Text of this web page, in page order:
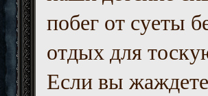
побег от суеты
отдых для
Если вы